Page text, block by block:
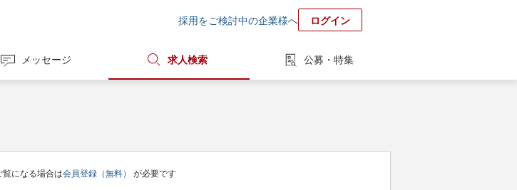
採用をご検討中の企業様へ ログイン
メッセージ 求人検索 公募・特集
になる場合は会員登録（無料） が必要です